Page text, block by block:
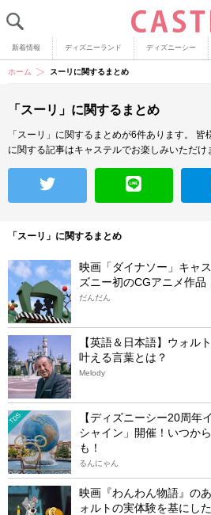
新着情報 ディズニーランド ディズニーシー
ホーム スーリに関するまとめ
「スーリ」に関するまとめ
「スーリ」に関するまとめが6件あります。
皆
に関する記事はキャステルでお楽しみいただけ
「スーリ」に関するまとめ
映画「ダイナソー」キャ
ズニー初のCGアニメ作品
だんだん
【英語＆日本語】ウォル
叶える言葉とは？
Melody
TDS
【ディズニーシー20周年
シャイン」開催！いつか
も！
るんにゃん
映画『わんわん物語』の
ォルトの実体験を基にし